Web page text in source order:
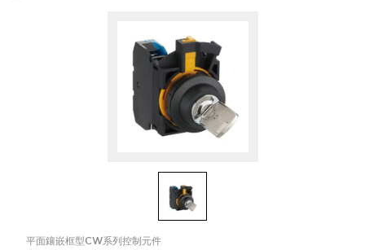
平面鑲嵌框型CW系列控制元件